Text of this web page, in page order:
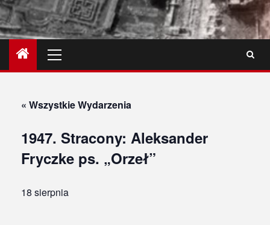
główne
« Wszystkie Wydarzenia
1947. Stracony: Aleksander
Fryczke ps. „Orzeł”
18 sierpnia